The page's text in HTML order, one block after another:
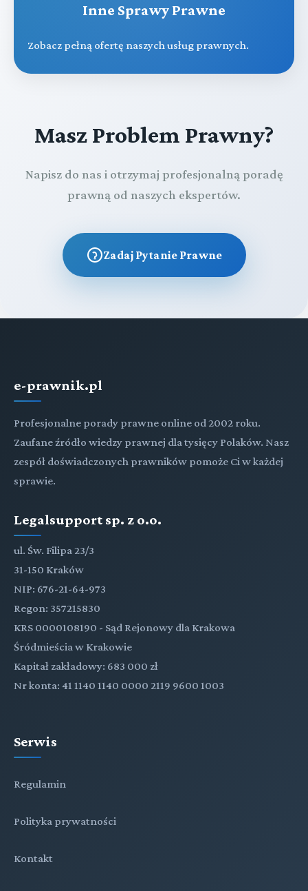
Inne Sprawy Prawne
Zobacz pełną ofertę naszych usług prawnych.
Masz Problem Prawny?
Napisz do nas i otrzymaj profesjonalną poradę
prawną od naszych ekspertów.
Zadaj Pytanie Prawne
e-prawnik.pl
Profesjonalne porady prawne online od 2002 roku.
Zaufane źródło wiedzy prawnej dla tysięcy Polaków. Nasz
zespół doświadczonych prawników pomoże Ci w każdej
sprawie.
Legalsupport sp. z o.o.
ul. Św. Filipa 23/3
31-150 Kraków
NIP: 676-21-64-973
Regon: 357215830
KRS 0000108190 - Sąd Rejonowy dla Krakowa
Śródmieścia w Krakowie
Kapitał zakładowy: 683 000 zł
Nr konta: 41 1140 1140 0000 2119 9600 1003
Serwis
Regulamin
Polityka prywatności
Kontakt